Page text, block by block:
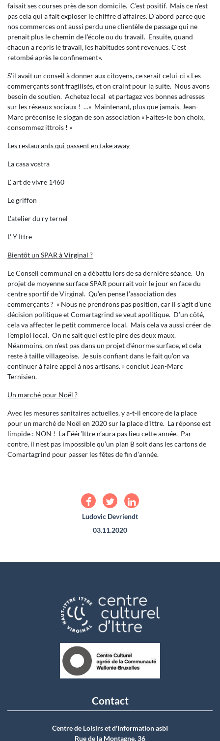
faisait ses courses près de son domicile. C’est positif. Mais ce n’est
pas cela qui a fait exploser le chiffre d’affaires. D’abord parce que
nos commerces ont aussi perdu une clientèle de passage qui ne
prenait plus le chemin de l’école ou du travail. Ensuite, quand
chacun a repris le travail, les habitudes sont revenues. C’est
retombé après le confinement».
S’il avait un conseil à donner aux citoyens, ce serait celui-ci « Les
commerçants sont fragilisés, et on craint pour la suite. Nous avons
besoin de soutien. Achetez local et partagez vos bonnes adresses
sur les réseaux sociaux ! …» Maintenant, plus que jamais, Jean-
Marc préconise le slogan de son association « Faites-le bon choix,
consommez ittrois ! »
Les restaurants qui passent en take away
La casa vostra
L' art de vivre 1460
Le griffon
L'atelier du ry ternel
L' Y Ittre
Bientôt un SPAR à Virginal ?
Le Conseil communal en a débattu lors de sa dernière séance. Un
projet de moyenne surface SPAR pourrait voir le jour en face du
centre sportif de Virginal. Qu’en pense l’association des
commerçants ? « Nous ne prendrons pas position, car il s’agit d’une
décision politique et Comartagrind se veut apolitique. D’un côté,
cela va affecter le petit commerce local. Mais cela va aussi créer de
l’emploi local. On ne sait quel est le pire des deux maux.
Néanmoins, on n’est pas dans un projet d’énorme surface, et cela
reste à taille villageoise. Je suis confiant dans le fait qu’on va
continuer à faire appel à nos artisans. » conclut Jean-Marc
Ternisien.
Un marché pour Noël ?
Avec les mesures sanitaires actuelles, y a-t-il encore de la place
pour un marché de Noël en 2020 sur la place d’Ittre. La réponse est
limpide : NON ! La Féér’Ittre n’aura pas lieu cette année. Par
contre, il n’est pas impossible qu’un plan B soit dans les cartons de
Comartagrind pour passer les fêtes de fin d’année.
Ludovic Devriendt
03.11.2020
Contact
Centre de Loisirs et d'Information asbI
Rue de la Montagne, 36